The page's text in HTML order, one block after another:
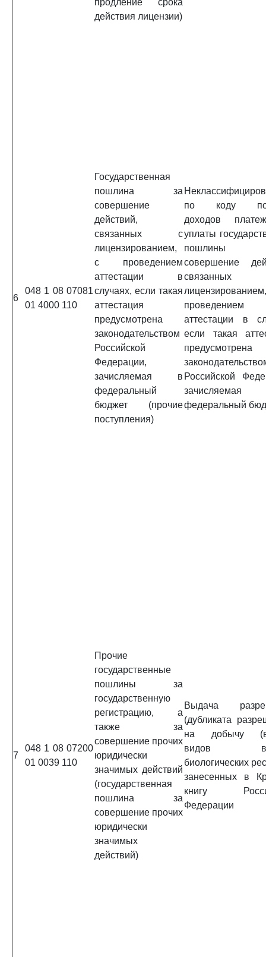
продление срока
действия лицензии)
6
048 1 08 07081
01 4000 110
Государственная
пошлина за
совершение
действий,
связанных с
лицензированием,
с проведением
аттестации в
случаях, если такая
аттестация
предусмотрена
законодательством
Российской
Федерации,
зачисляемая в
федеральный
бюджет (прочие
поступления)
по коду
доходов
уплаты
совершение
проведением
аттестации в
если такая
предусмотрена
Российской
федеральный
7
048 1 08 07200
01 0039 110
Прочие
государственные
пошлины за
государственную
регистрацию, а
также за
совершение прочих
юридически
значимых действий
(государственная
пошлина за
совершение прочих
юридически
значимых
действий)
Выдача
(дубликата
на добычу
видов
биологических
занесенных в
книгу
Федерации